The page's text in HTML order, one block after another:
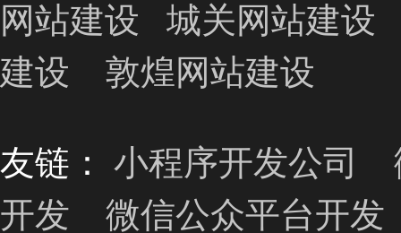
网站建设
城关网站建设
建设
敦煌网站建设
友链： 小程序开发公司
开发
微信公众平台开发